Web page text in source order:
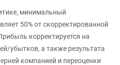
минимальный
50% от скорректированной
корректируется на
убытков, а также результата
компанией и переоценки